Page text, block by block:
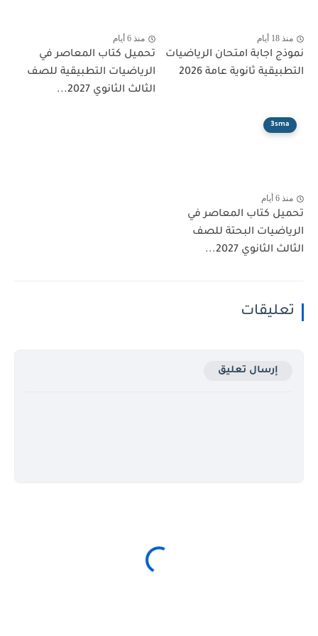
اجابة امتحان الرياضيات
ثانوية عامة 2026
تحميل كتاب المعاصر في
الرياضيات التطبيقية للصف
الثالث الثانوي 2027...
كتاب المعاصر في
البحتة للصف
2027...
إرسال تعليق